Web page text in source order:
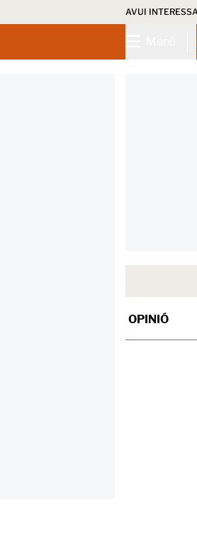
AVUI
OPINIÓ